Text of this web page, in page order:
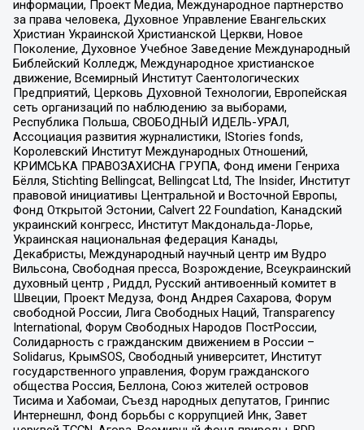
информации, Проект Медиа, Международное партнерство
за права человека, Духовное Управление Евангельских
Христиан Украинской Христианской Церкви, Новое
Поколение, Духовное Учебное Заведение Международный
Библейский Колледж, Международное христианское
движение, Всемирный Институт Саентологических
Предприятий, Церковь Духовной Технологии, Европейская
сеть организаций по наблюдению за выборами,
Республика Польша, СВОБОДНЫЙ ИДЕЛЬ-УРАЛ,
Ассоциация развития журналистики, IStories fonds,
Королевский Институт Международных Отношений,
КРИМСЬКА ПРАВОЗАХИСНА ГРУПА, Фонд имени Генриха
Бёлля, Stichting Bellingcat, Bellingcat Ltd, The Insider, Институт
правовой инициативы Центральной и Восточной Европы,
Фонд Открытой Эстонии, Calvert 22 Foundation, Канадский
украинский конгресс, Институт Макдональда-Лорье,
Украинская национальная федерация Канады,
Декабристы, Международный научный центр им Вудро
Вильсона, Свободная пресса, Возрождение, Всеукраинский
духовный центр , Риддл, Русский антивоенный комитет в
Швеции, Проект Медуза, Фонд Андрея Сахарова, Форум
свободной России, Лига Свободных Наций, Transparеncy
International, Форум Свободных Народов ПостРоссии,
Солидарность с гражданским движением в России –
Solidarus, КрымSOS, Свободный университет, Институт
государственного управления, Форум гражданского
общества Россия, Беллона, Союз жителей островов
Тисима и Хабомаи, Съезд народных депутатов, Гринпис
Интернешнл, Фонд борьбы с коррупцией Инк, Завет